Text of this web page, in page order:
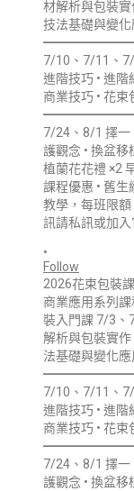
•
Follow
2026花束包裝
商業應用系
裝入門課 7/3、
解析與包裝實作
法基礎與變化應
7/10、7/11、7/
進階技巧 • 進
商業技巧 • 花
7/24、8/1 擇一
護觀念 • 換盆移